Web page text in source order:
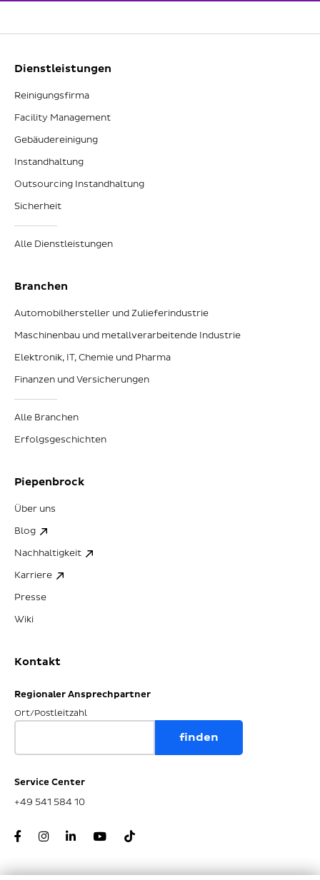
Dienstleistungen
Reinigungsfirma
Facility Management
Gebäudereinigung
Instandhaltung
Outsourcing Instandhaltung
Sicherheit
Alle Dienstleistungen
Branchen
Automobilhersteller und Zulieferindustrie
Maschinenbau und metallverarbeitende Industrie
Elektronik, IT, Chemie und Pharma
Finanzen und Versicherungen
Alle Branchen
Erfolgsgeschichten
Piepenbrock
Über uns
Blog
Nachhaltigkeit
Karriere
Presse
Wiki
Kontakt
Regionaler Ansprechpartner
Ort/Postleitzahl
Service Center
+49 541 584 10